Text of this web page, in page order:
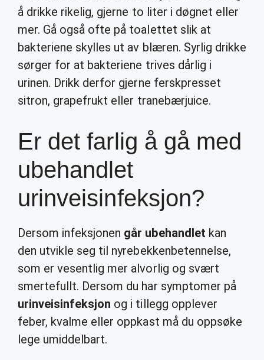
å drikke rikelig, gjerne to liter i døgnet eller
mer. Gå også ofte på toalettet slik at
bakteriene skylles ut av blæren. Syrlig drikke
sørger for at bakteriene trives dårlig i
urinen. Drikk derfor gjerne ferskpresset
sitron, grapefrukt eller tranebærjuice.
Er det farlig å gå med
ubehandlet
urinveisinfeksjon?
Dersom infeksjonen går ubehandlet kan
den utvikle seg til nyrebekkenbetennelse,
som er vesentlig mer alvorlig og svært
smertefullt. Dersom du har symptomer på
urinveisinfeksjon og i tillegg opplever
feber, kvalme eller oppkast må du oppsøke
lege umiddelbart.